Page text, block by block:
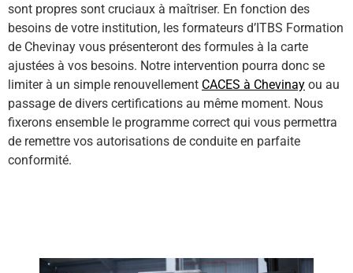
sont propres sont cruciaux à maîtriser. En fonction des
besoins de votre institution, les formateurs d’ITBS Formation
de Chevinay vous présenteront des formules à la carte
ajustées à vos besoins. Notre intervention pourra donc se
limiter à un simple renouvellement CACES à Chevinay ou au
passage de divers certifications au même moment. Nous
fixerons ensemble le programme correct qui vous permettra
de remettre vos autorisations de conduite en parfaite
conformité.